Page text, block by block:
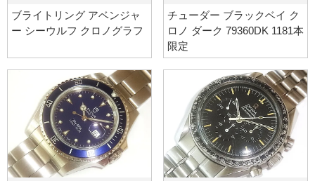
ブライトリング アベンジャ
ー シーウルフ クロノグラフ
チューダー ブラックベイ ク
ロノ ダーク 79360DK 1181本
限定